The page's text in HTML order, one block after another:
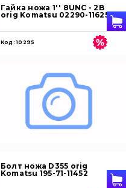
Гайка ножа 1'' 8UNC - 2B
orig Komatsu 02290-11625
Код: 10295
Болт ножа D355 orig
Komatsu 195-71-11452